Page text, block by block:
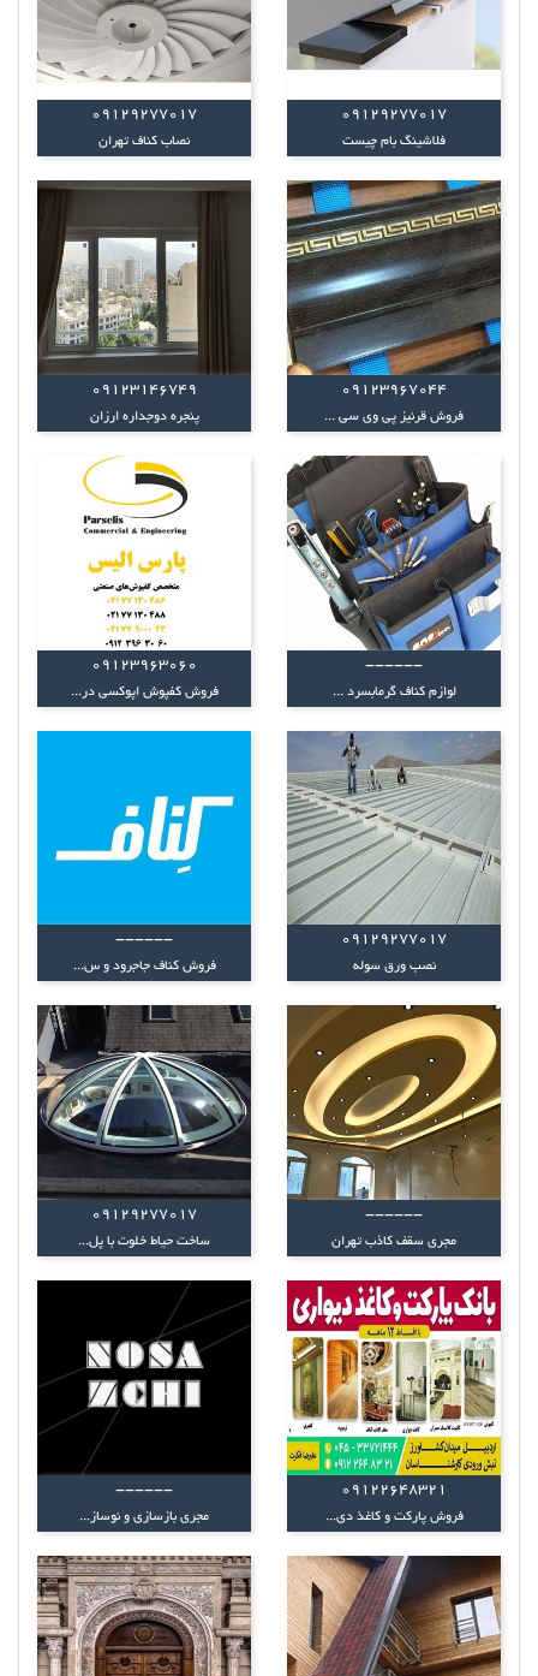
09129277017
فلاشینگ بام چیست
09129277017
نصاب کناف تهران
09123967044
فروش قرنیز پی وی سی ...
09123146749
پنجره دوجداره ارزان
------
لوازم کناف گرمابسرد ...
09123963060
فروش کفپوش اپوکسی در...
09129277017
نصب ورق سوله
------
فروش کناف جاجرود و س...
------
مجری سقف کاذب تهران
09129277017
ساخت حیاط خلوت با پل...
۰۹۱۲۲۶۴۸۳۲۱
فروش پارکت و کاغذ دی...
------
مجری بازسازی و نوساز...